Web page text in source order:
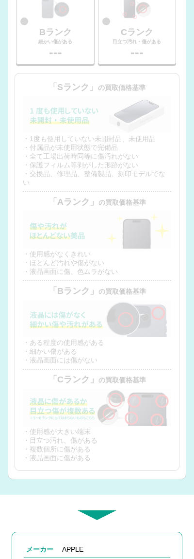
Bランク
細かい傷がある
---
Cランク
目立つ汚れ・傷がある
---
「Sランク」 の買取価格基準
・1度も使用していない未開封品、未使用品
・付属品が未使用状態で完備品
・全て工場出荷時同等に傷汚れがない
・保護フィルム等剥がした形跡がない
・交換品、修理品、整備製品、刻印モデルでな
い
「Aランク」 の買取価格基準
・使用感がなくきれい
・ほとんど汚れや傷がない
・液晶画面に傷、色ムラがない
「Bランク」 の買取価格基準
・ある程度の使用感がある
・細かい傷がある
・液晶画面には傷がない
「Cランク」 の買取価格基準
・使用感が大きい端末
・目立つ汚れ、傷がある
・複数個所に傷がある
・液晶画面に傷がある
メーカー
APPLE